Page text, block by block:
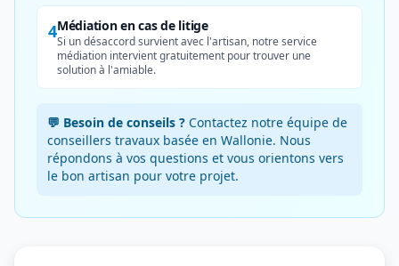
4Médiation en cas de litige
Si un désaccord survient avec l'artisan, notre service
médiation intervient gratuitement pour trouver une
solution à l'amiable.
💬 Besoin de conseils ? Contactez notre équipe de
conseillers travaux basée en Wallonie. Nous
répondons à vos questions et vous orientons vers
le bon artisan pour votre projet.